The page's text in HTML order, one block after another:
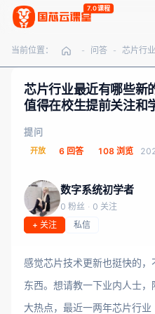
7.0课程
当前位置： - 问答 -
芯片行业最近有哪些新
值得在校生提前关注和
提问
开放 6 回答 108 浏览
数字系统初学者
0 粉丝 · 0 关注
+ 关注
私信
感觉芯片技术更新也挺快的
东西。想请教一下业内人士
大热点，最近一两年芯片行